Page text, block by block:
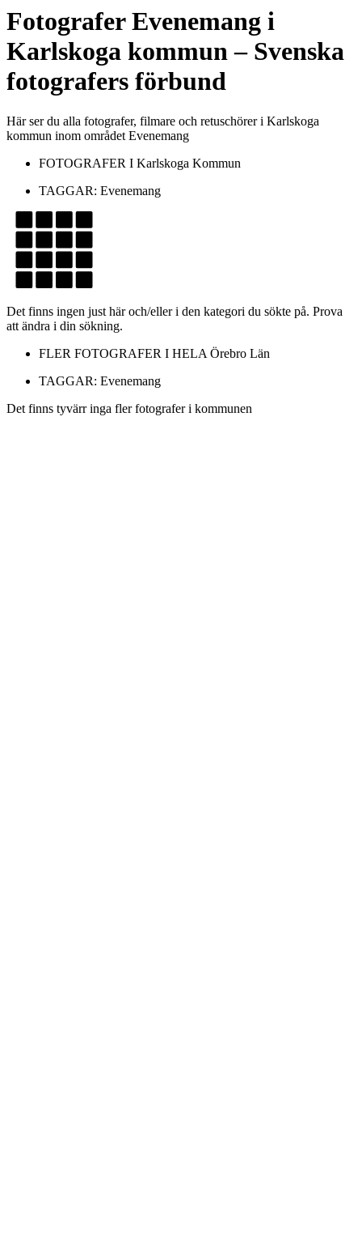
FotograferEvenemang i
Karlskoga kommun– Svenska
fotografers förbund
Här ser du alla fotografer, filmare och retuschörer i Karlskoga
kommun inom området Evenemang
FOTOGRAFER I Karlskoga Kommun
TAGGAR: Evenemang
Det finns ingen just här och/eller i den kategori du sökte på. Prova
att ändra i din sökning.
FLER FOTOGRAFER I HELA Örebro Län
TAGGAR: Evenemang
Det finns tyvärr inga fler fotografer i kommunen